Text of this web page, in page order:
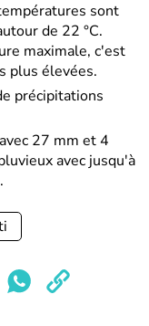
sont
de 22 °C.
maximale, c'est
plus élevées.
précipitations
27 mm et 4
avec jusqu'à